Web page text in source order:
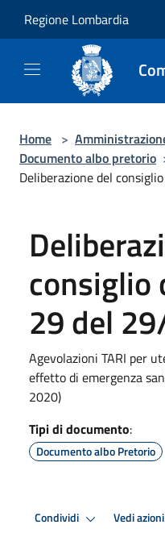
Regione Lombardia
Home >
Documento albo pretorio
Deliberazione del
consiglio
29 del
Agevolazioni TARI per
effetto di emergenza
2020)
Tipi di documento:
Documento albo Pretorio
Condividi Vedi azioni